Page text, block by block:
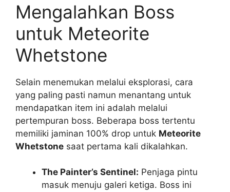
Mengalahkan Boss
untuk Meteorite
Whetstone
Selain menemukan melalui eksplorasi, cara
yang paling pasti namun menantang untuk
mendapatkan item ini adalah melalui
pertempuran boss. Beberapa boss tertentu
memiliki jaminan 100% drop untuk Meteorite
Whetstone saat pertama kali dikalahkan.
The Painter’s Sentinel: Penjaga pintu
masuk menuju galeri ketiga. Boss ini